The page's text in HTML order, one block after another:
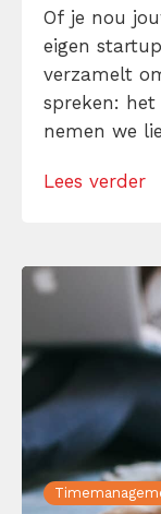
Of je nou
eigen
verzamelt
spreken: het
nemen we
nemen niet
Lees verder